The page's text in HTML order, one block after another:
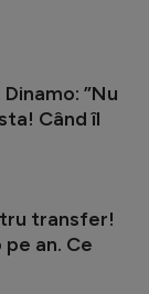
”Nu
Când îl
transfer!
an. Ce